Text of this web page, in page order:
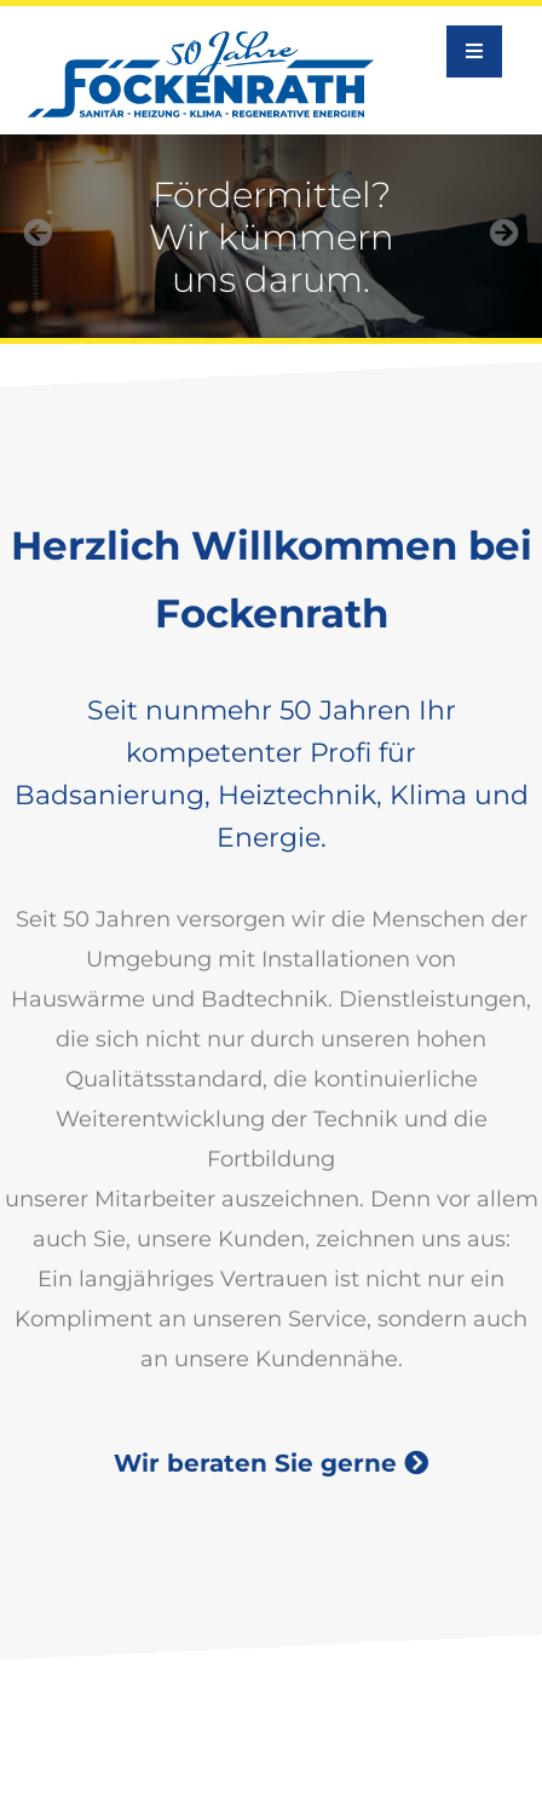
Fördermittel?
Wir kümmern
uns darum.
Herzlich Willkommen bei
Fockenrath
Seit nunmehr 50 Jahren Ihr
kompetenter Profi für
Badsanierung, Heiztechnik, Klima und
Energie.
Seit 50 Jahren versorgen wir die Menschen der
Umgebung mit Installationen von
Hauswärme und Badtechnik. Dienstleistungen,
die sich nicht nur durch unseren hohen
Qualitätsstandard, die kontinuierliche
Weiterentwicklung der Technik und die
Fortbildung
unserer Mitarbeiter auszeichnen. Denn vor allem
auch Sie, unsere Kunden, zeichnen uns aus:
Ein langjähriges Vertrauen ist nicht nur ein
Kompliment an unseren Service, sondern auch
an unsere Kundennähe.
Wir beraten Sie gerne